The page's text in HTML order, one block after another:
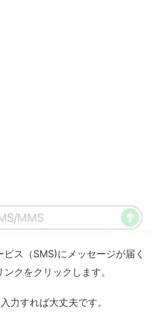
ス（SMS)にメッセージが届く
クをクリックします。
力すれば大丈夫です。